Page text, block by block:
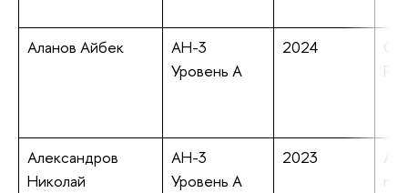
Аланов Айбек
АН-3
Уровень А
2024
Александров
Николай
АН-3
Уровень А
2023